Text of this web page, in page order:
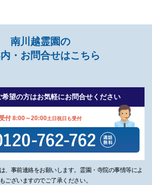
南川越霊園の
・お問合せはこちら
希望の方はお気軽にお問合せください
付 8:00～20:00土日祝日も受付
、事前連絡をお願いします。霊園・寺院の事情等によ
ございますのでご了承ください。